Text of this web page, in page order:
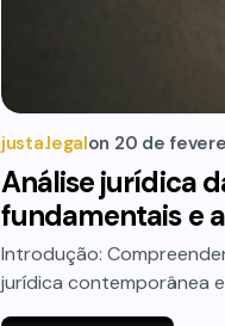
justa.legalon 20 de
Análise jurídica
fundamentais e
Introdução:
jurídica contemporânea